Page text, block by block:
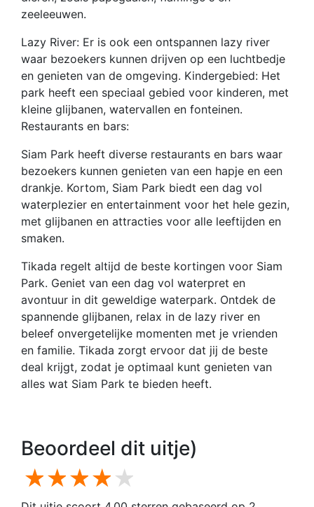
zeeleeuwen.
Lazy River: Er is ook een ontspannen lazy river
waar bezoekers kunnen drijven op een luchtbedje
en genieten van de omgeving. Kindergebied: Het
park heeft een speciaal gebied voor kinderen, met
kleine glijbanen, watervallen en fonteinen.
Restaurants en bars:
Siam Park heeft diverse restaurants en bars waar
bezoekers kunnen genieten van een hapje en een
drankje. Kortom, Siam Park biedt een dag vol
waterplezier en entertainment voor het hele gezin,
met glijbanen en attracties voor alle leeftijden en
smaken.
Tikada regelt altijd de beste kortingen voor Siam
Park. Geniet van een dag vol waterpret en
avontuur in dit geweldige waterpark. Ontdek de
spannende glijbanen, relax in de lazy river en
beleef onvergetelijke momenten met je vrienden
en familie. Tikada zorgt ervoor dat jij de beste
deal krijgt, zodat je optimaal kunt genieten van
alles wat Siam Park te bieden heeft.
Beoordeel dit uitje)
4 stars
3 stars
2 stars
1 star